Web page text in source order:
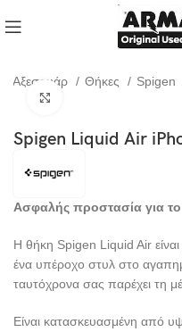
Αξεσουάρ Θήκες Spigen
Spigen Liquid Air
Ασφαλής προστασία για
Η θήκη Spigen Liquid Air
ένα υπέροχο στυλ στο
ταυτόχρονα σας παρέχει τη
Είναι κατασκευασμένη από